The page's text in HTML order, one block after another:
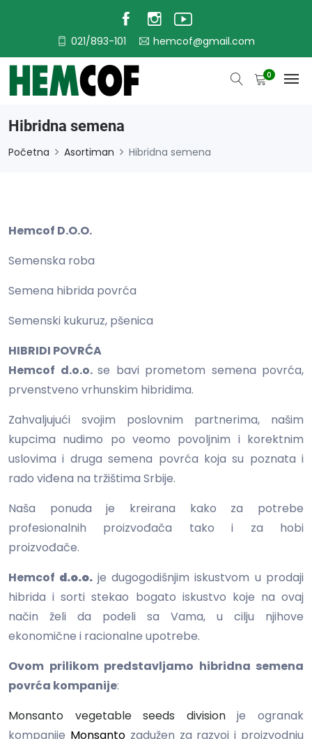
021/893-101 hemcof@gmail.com
0
Hibridna semena
Početna Asortiman Hibridna semena
Hemcof D.O.O.
Semenska roba
Semena hibrida povrća
Semenski kukuruz, pšenica
HIBRIDI POVRĆA
Hemcof d.o.o. se bavi prometom semena povrća,
prvenstveno vrhunskim hibridima.
Zahvaljujući svojim poslovnim partnerima, našim
kupcima nudimo po veomo povoljnim i korektnim
uslovima i druga semena povrća koja su poznata i
rado viđena na tržištima Srbije.
Naša ponuda je kreirana kako za potrebe
profesionalnih proizvođača tako i za hobi
proizvođače.
Hemcof d.o.o. je dugogodišnjim iskustvom u prodaji
hibrida i sorti stekao bogato iskustvo koje na ovaj
način želi da podeli sa Vama, u cilju njihove
ekonomične i racionalne upotrebe.
Ovom prilikom predstavljamo hibridna semena
povrća kompanije:
Monsanto vegetable seeds divisionje ogranak
kompanije Monsantozadužen za razvoj i proizvodnju